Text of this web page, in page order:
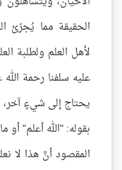
الحقيقة مما يُجرّئ
لأهل العلم ولطلبة
عليه سلفنا رحمة
يحتاج إلى شيءٍ آخر،
بقوله: "الله أعلم" أو
المقصود أنَّ هذا لا